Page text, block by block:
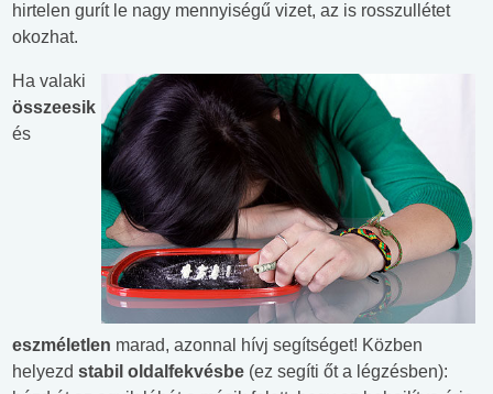
hirtelen gurít le nagy mennyiségű vizet, az is rosszullétet
okozhat.
Ha valaki
összeesik
és
eszméletlen marad, azonnal hívj segítséget! Közben
helyezd stabil oldalfekvésbe (ez segíti őt a légzésben):